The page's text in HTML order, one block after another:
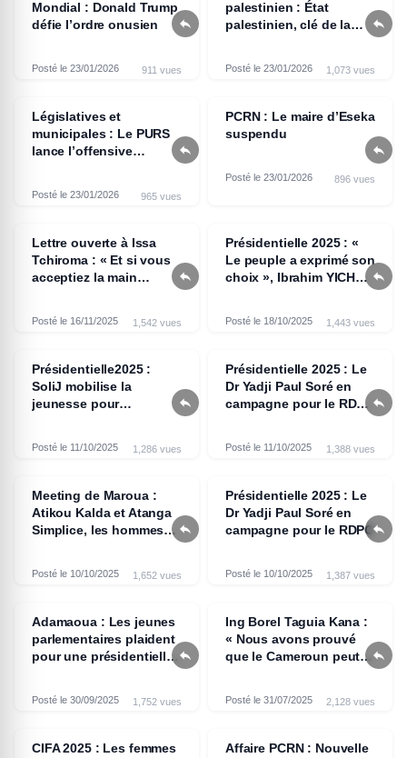
Mondial : Donald Trump
défie l’ordre onusien
Posté le 23/01/2026 911 vues

palestinien : État
palestinien, clé de la
Posté le 23/01/2026 1,073 vues

Législatives et
municipales : Le PURS
lance l’offensive
Posté le 23/01/2026 965 vues

PCRN : Le maire d’Eseka
suspendu
Posté le 23/01/2026 896 vues

Lettre ouverte à Issa
Tchiroma : « Et si vous
acceptiez la main
Posté le 16/11/2025 1,542 vues

Présidentielle 2025 : «
Le peuple a exprimé son
choix », Ibrahim YICHÉ,
Posté le 18/10/2025 1,443 vues

Présidentielle2025 :
SoliJ mobilise la
jeunesse pour
Posté le 11/10/2025 1,286 vues

Présidentielle 2025 : Le
Dr Yadji Paul Soré en
campagne pour le RDPC
Posté le 11/10/2025 1,388 vues

Meeting de Maroua :
Atikou Kalda et Atanga
Simplice, les hommes
Posté le 10/10/2025 1,652 vues

Présidentielle 2025 : Le
Dr Yadji Paul Soré en
campagne pour le RDPC
Posté le 10/10/2025 1,387 vues

Adamaoua : Les jeunes
parlementaires plaident
pour une présidentielle
Posté le 30/09/2025 1,752 vues

Ing Borel Taguia Kana :
« Nous avons prouvé
que le Cameroun peut
Posté le 31/07/2025 2,128 vues

CIFA 2025 : Les femmes
Affaire PCRN : Nouvelle